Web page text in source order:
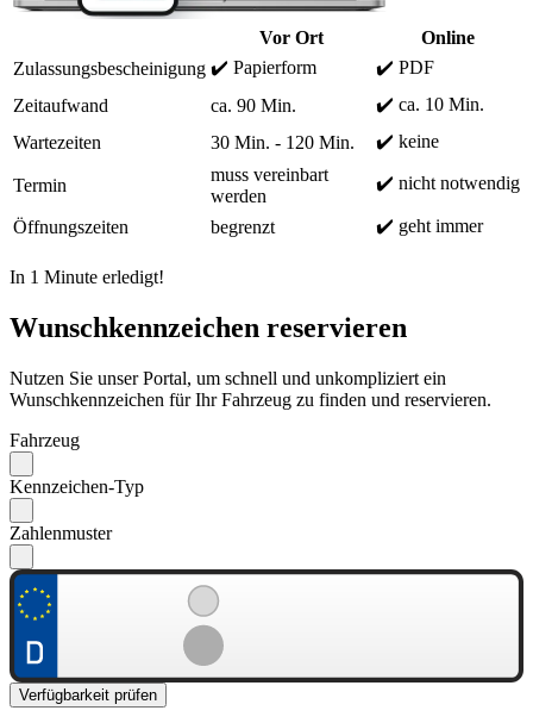
Vor Ort
Online
Zulassungsbescheinigung ✔️ Papierform
✔️ PDF
Zeitaufwand
ca. 90 Min.
✔️ ca. 10 Min.
Wartezeiten
30 Min. - 120 Min. ✔️ keine
Termin
muss vereinbart
werden
✔️ nicht notwendig
Öffnungszeiten begrenzt ✔️ geht immer
In 1 Minute erledigt!
Wunschkennzeichen reservieren
Nutzen Sie unser Portal, um schnell und unkompliziert ein
Wunschkennzeichen für Ihr Fahrzeug zu finden und reservieren.
Fahrzeug
Kennzeichen-Typ
Zahlenmuster
Verfügbarkeit prüfen